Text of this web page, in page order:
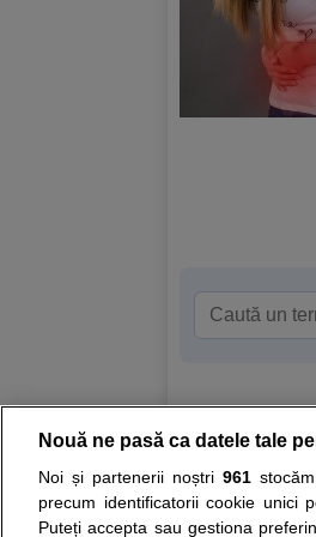
Resurse:
Opiniile avizate
Nouă ne pasă ca datele tale
Noi și partenerii noștri 961stocăm
precum identificatorii cookie unici
Puteți accepta sau gestiona